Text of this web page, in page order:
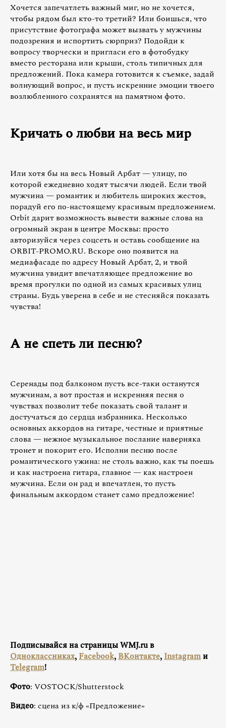
Хочется запечатлеть важный миг, но не хочется,
чтобы рядом был кто-то третий? Или боишься, что
присутствие фотографа может вызвать у мужчины
подозрения и испортить сюрприз? Подойди к
вопросу творчески и пригласи его в фотобудку
вместо ресторана или крыши, столь типичных для
предложений. Пока камера готовится к съемке, задай
волнующий вопрос, и пусть искренние эмоции твоего
возлюбленного сохранятся на памятном фото.
Кричать о любви на весь мир
Или хотя бы на весь Новый Арбат — улицу, по
которой ежедневно ходят тысячи людей. Если твой
мужчина — романтик и любитель широких жестов,
порадуй его по-настоящему красивым предложением.
Orbit дарит возможность вывести важные слова на
огромный экран в центре Москвы: просто
авторизуйся через соцсеть и оставь сообщение на
ORBIT-PROMO.RU. Вскоре оно появится на
медиафасаде по адресу Новый Арбат, 2, и твой
мужчина увидит впечатляющее предложение во
время прогулки по одной из самых красивых улиц
страны. Будь уверена в себе и не стесняйся показать
чувства!
А не спеть ли песню?
Серенады под балконом пусть все-таки останутся
мужчинам, а вот простая и искренняя песня о
чувствах позволит тебе показать свой талант и
достучаться до сердца избранника. Несколько
основных аккордов на гитаре, честные и приятные
слова — нежное музыкальное послание наверняка
тронет и покорит его. Исполни песню после
романтического ужина: не столь важно, как ты поешь
и как настроена гитара, главное — как настроен
мужчина. Если он рад и впечатлен, то пусть
финальным аккордом станет само предложение!
Подписывайся на страницы WMJ.ru в
Одноклассниках,Facebook,ВКонтакте,Instagramи
Telegram!
Фото: VOSTOCK/Shutterstock
Видео: сцена из к/ф «Предложение»